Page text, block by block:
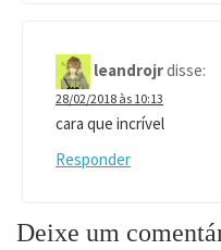
leandrojrdisse:
28/02/2018 às 10:13
cara que incrível
Responder
Deixe um